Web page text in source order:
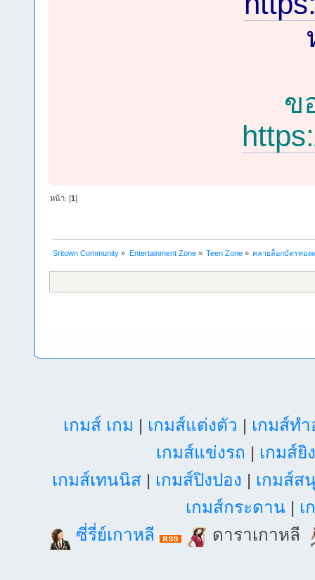
ข
หน้า: [1]
Sritown Community » Entertainment Zone» Teen Zone» คลายล็อกบัตรทอง
เกมส์ เกม | เกมส์แต่งตัว | เกมส์ท
เกมส์แข่งรถ | เกมส์ยิ
เกมส์เทนนิส| เกมส์ปิงปอง | เกมส์ส
เกมส์กระดาน | เ
ซี่รี่ย์เกาหลี
ดาราเกาหลี